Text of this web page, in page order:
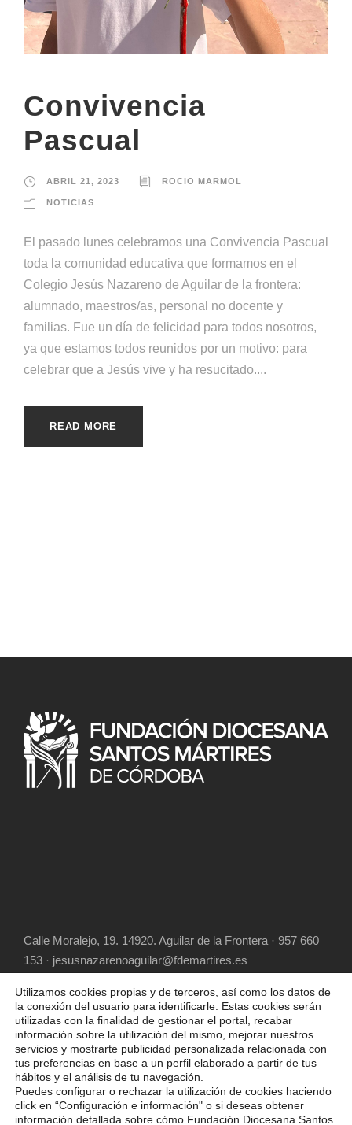
Convivencia
Pascual
ABRIL 21, 2023 ROCIO MARMOL
NOTICIAS
El pasado lunes celebramos una Convivencia Pascual
toda la comunidad educativa que formamos en el
Colegio Jesús Nazareno de Aguilar de la frontera:
alumnado, maestros/as, personal no docente y
familias. Fue un día de felicidad para todos nosotros,
ya que estamos todos reunidos por un motivo: para
celebrar que a Jesús vive y ha resucitado....
READ MORE
Calle Moralejo, 19. 14920. Aguilar de la Frontera · 957 660
153 · jesusnazarenoaguilar@fdemartires.es
COPYRIGHT 2025 FUNDACIÓN DIOCESANA
SANTOS MÁRTIRES, ALL RIGHT RESERVED
Utilizamos cookies propias y de terceros, así como los datos de
la conexión del usuario para identificarle. Estas cookies serán
utilizadas con la finalidad de gestionar el portal, recabar
información sobre la utilización del mismo, mejorar nuestros
servicios y mostrarte publicidad personalizada relacionada con
tus preferencias en base a un perfil elaborado a partir de tus
hábitos y el análisis de tu navegación.
Puedes configurar o rechazar la utilización de cookies haciendo
click en “Configuración e información" o si deseas obtener
información detallada sobre cómo Fundación Diocesana Santos